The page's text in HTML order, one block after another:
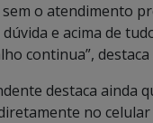
o atendimento
e acima de
continua”,
destaca ainda
no